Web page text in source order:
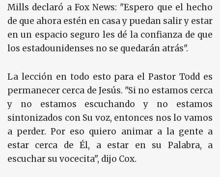
Mills declaró a Fox News: "Espero que el hecho
de que ahora estén en casa y puedan salir y estar
en un espacio seguro les dé la confianza de que
los estadounidenses no se quedarán atrás".
La lección en todo esto para el Pastor Todd es
permanecer cerca de Jesús. "Si no estamos cerca
y no estamos escuchando y no estamos
sintonizados con Su voz, entonces nos lo vamos
a perder. Por eso quiero animar a la gente a
estar cerca de Él, a estar en su Palabra, a
escuchar su vocecita", dijo Cox.